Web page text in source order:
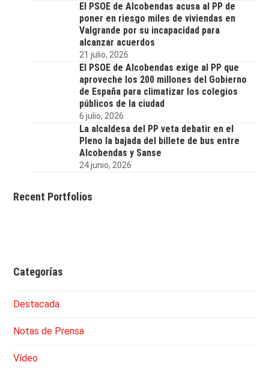
El PSOE de Alcobendas acusa al PP de
poner en riesgo miles de viviendas en
Valgrande por su incapacidad para
alcanzar acuerdos
21 julio, 2026
El PSOE de Alcobendas exige al PP que
aproveche los 200 millones del Gobierno
de España para climatizar los colegios
públicos de la ciudad
6 julio, 2026
La alcaldesa del PP veta debatir en el
Pleno la bajada del billete de bus entre
Alcobendas y Sanse
24 junio, 2026
Recent Portfolios
Categorías
Destacada
Notas de Prensa
Vídeo